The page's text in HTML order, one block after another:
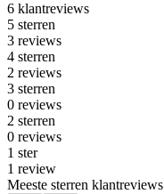
6 klantreviews
5 sterren
3 reviews
4 sterren
2 reviews
3 sterren
0 reviews
2 sterren
0 reviews
1 ster
1 review
Meeste sterren klantreviews